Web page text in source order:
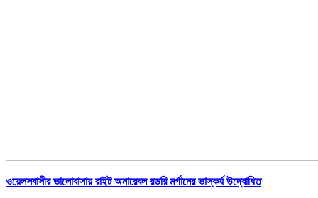
ওয়েলসবাসীর ভালোবাসায় রাইট অনারেবল রডরি মর্গানের ভাস্কর্য উদ্বোধিত